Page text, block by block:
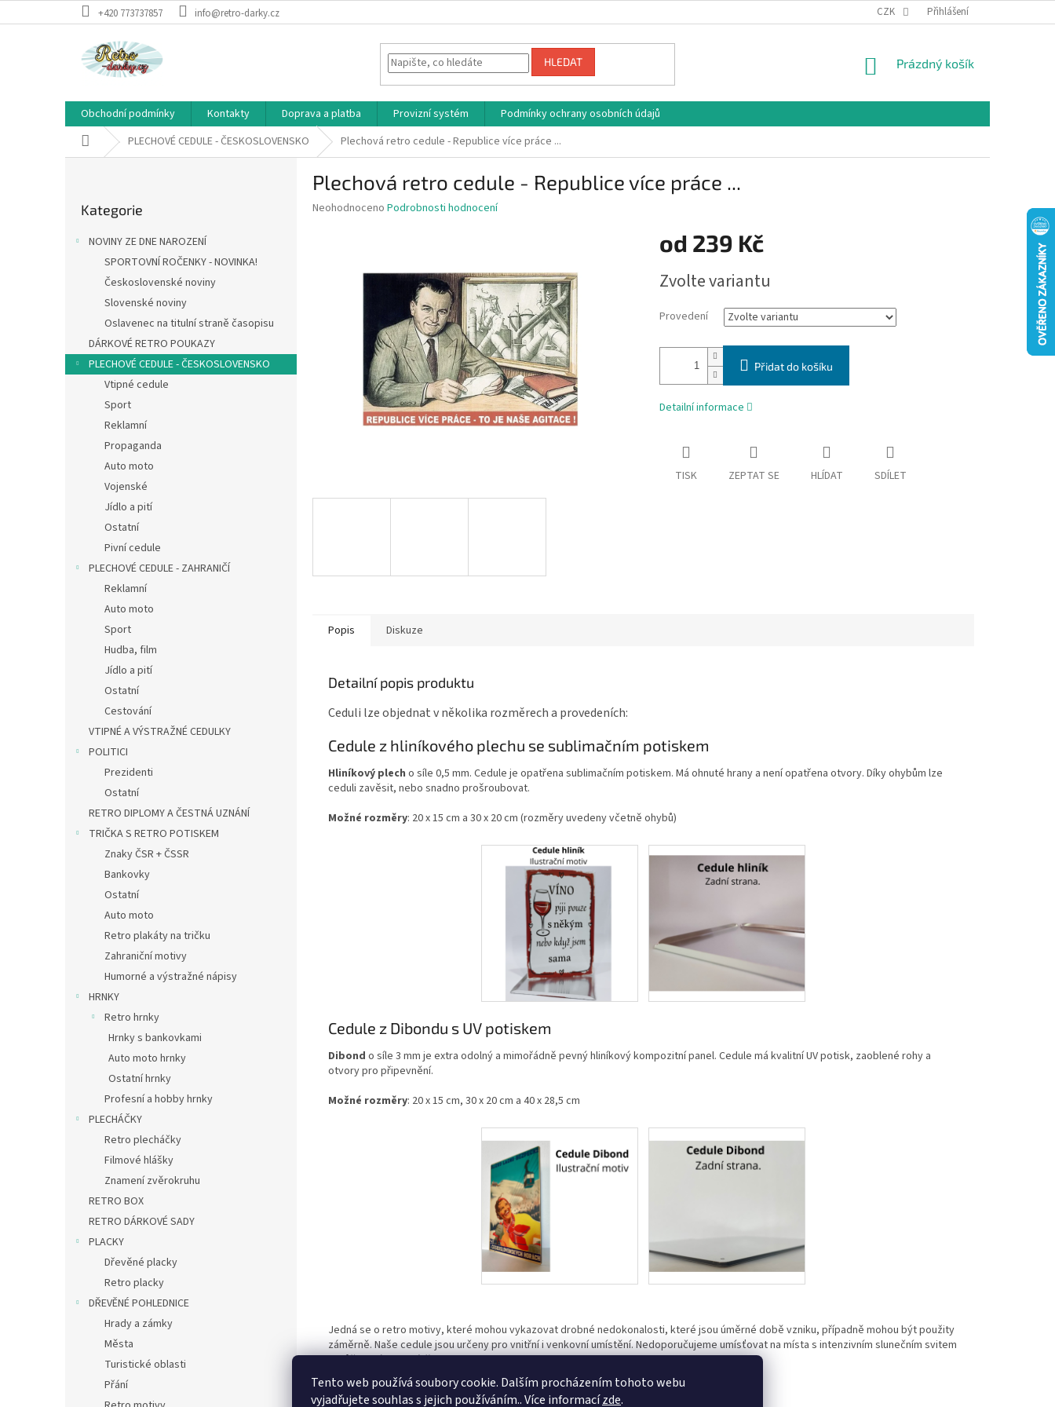
Tento web používá soubory cookie. Dalším procházením tohoto webu
vyjadřujete souhlas s jejich používáním.. Více informacízde.
na
+420 773737857 info@retro-darky.cz CZK Přihlášení
HLEDAT
NÁKUPNÍ
Prázdný košík
Obchodní podmínky Kontakty Doprava a platba Provizní systém
Podmínky ochrany osobních údajů
Domů PLECHOVÉ CEDULE - ČESKOSLOVENSKO Plechová retro cedule - Republice více práce ...
n
e
kategorie
Kategorie
NOVINY ZE DNE NAROZENÍ
SPORTOVNÍ ROČENKY - NOVINKA!
Československé noviny
Slovenské noviny
Oslavenec na titulní straně časopisu
DÁRKOVÉ RETRO POUKAZY
PLECHOVÉ CEDULE - ČESKOSLOVENSKO
Vtipné cedule
Sport
Reklamní
Propaganda
Auto moto
Vojenské
Jídlo a pití
Ostatní
Pivní cedule
PLECHOVÉ CEDULE - ZAHRANIČÍ
Reklamní
Auto moto
Sport
Hudba, film
Jídlo a pití
Ostatní
Cestování
VTIPNÉ A VÝSTRAŽNÉ CEDULKY
POLITICI
Prezidenti
Ostatní
RETRO DIPLOMY A ČESTNÁ UZNÁNÍ
TRIČKA S RETRO POTISKEM
Znaky ČSR + ČSSR
Bankovky
Ostatní
Auto moto
Retro plakáty na tričku
Zahraniční motivy
Humorné a výstražné nápisy
HRNKY
Retro hrnky
Hrnky s bankovkami
Auto moto hrnky
Ostatní hrnky
Profesní a hobby hrnky
PLECHÁČKY
Retro plecháčky
Filmové hlášky
Znamení zvěrokruhu
RETRO BOX
RETRO DÁRKOVÉ SADY
PLACKY
Dřevěné placky
Retro placky
DŘEVĚNÉ POHLEDNICE
Hrady a zámky
Města
Turistické oblasti
Přání
Plechová retro cedule - Republice více práce ...
Průměrné
Neohodnoceno Podrobnosti hodnocení
od 239 Kč
cena:
Zvolte variantu
Provedení
Přidat do košíku
Detailní informace
TISK ZEPTAT SE HLÍDAT SDÍLET
Popis Diskuze
Detailní popis produktu
Ceduli lze objednat v několika rozměrech a provedeních:
Cedule z hliníkového plechu se sublimačním potiskem
Hliníkový plech o síle 0,5 mm. Cedule je opatřena sublimačním potiskem. Má ohnuté hrany a není opatřena otvory. Díky ohybům lze
ceduli zavěsit, nebo snadno prošroubovat.
Možné rozměry: 20 x 15 cm a 30 x 20 cm (rozměry uvedeny včetně ohybů)
Cedule z Dibondu s UV potiskem
Dibond o síle 3 mm je extra odolný a mimořádně pevný hliníkový kompozitní panel. Cedule má kvalitní UV potisk, zaoblené rohy a
otvory pro připevnění.
Možné rozměry: 20 x 15 cm, 30 x 20 cm a 40 x 28,5 cm
Jedná se o retro motivy, které mohou vykazovat drobné nedokonalosti, které jsou úměrné době vzniku, případně mohou být použity
záměrně. Naše cedule jsou určeny pro vnitřní i venkovní umístění. Nedoporučujeme umísťovat na místa s intenzivním slunečním svitem
– může dojít ke ztrátě sytosti barev.